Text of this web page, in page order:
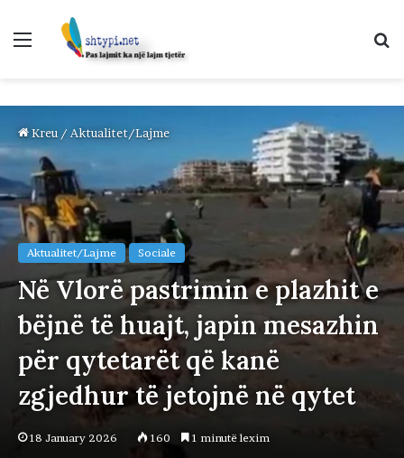
Menu
Kreu / Aktualitet/Lajme
Aktualitet/Lajme Sociale
Në Vlorë pastrimin e plazhit e
bëjnë të huajt, japin mesazhin
për qytetarët që kanë
zgjedhur të jetojnë në qytet
18 January 2026 160 1 minutë lexim